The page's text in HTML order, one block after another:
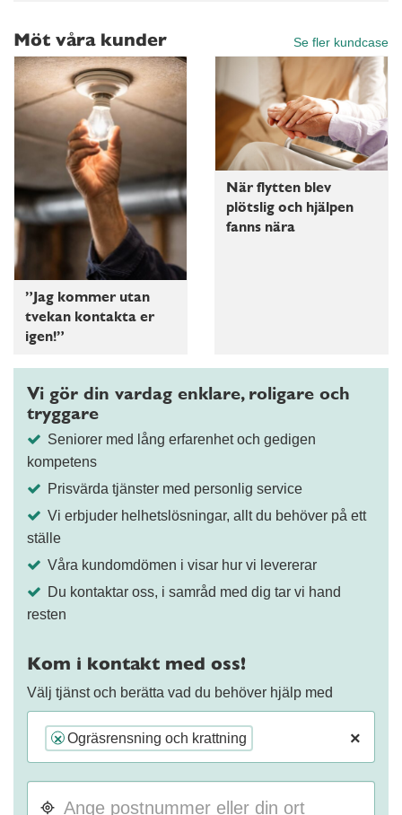
Möt våra kunder Se fler kundcase
”Jag kommer utan
tvekan kontakta er
igen!”
När flytten blev
plötslig och hjälpen
fanns nära
Vi gör din vardag enklare, roligare och
tryggare
Seniorer med lång erfarenhet och gedigen
kompetens
Prisvärda tjänster med personlig service
Vi erbjuder helhetslösningar, allt du behöver på ett
ställe
Våra kundomdömen i visar hur vi levererar
Du kontaktar oss, i samråd med dig tar vi hand
resten
Kom i kontakt med oss!
Välj tjänst och berätta vad du behöver hjälp med
×
× Ogräsrensning och krattning